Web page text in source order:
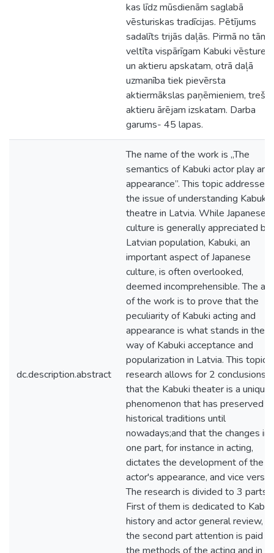
kas līdz mūsdienām saglabā
vēsturiskas tradīcijas. Pētījums
sadalīts trijās daļās. Pirmā no tām
veltīta vispārīgam Kabuki vēstures
un aktieru apskatam, otrā daļā
uzmanība tiek pievērsta
aktiermākslas paņēmieniem, trešā
aktieru ārējam izskatam. Darba
garums- 45 lapas.
dc.description.abstract
The name of the work is „The
semantics of Kabuki actor play and
appearance”. This topic addresses
the issue of understanding Kabuki
theatre in Latvia. While Japanese
culture is generally appreciated by
Latvian population, Kabuki, an
important aspect of Japanese
culture, is often overlooked,
deemed incomprehensible. The
of the work is to prove that the
peculiarity of Kabuki acting and
appearance is what stands in the
way of Kabuki acceptance and
popularization in Latvia. This topic
research allows for 2 conclusions:
that the Kabuki theater is a unique
phenomenon that has preserved
historical traditions until
nowadays;and that the changes in
one part, for instance in acting,
dictates the development of the
actor's appearance, and vice versa.
The research is divided to 3 parts.
First of them is dedicated to
history and actor general review, in
the second part attention is paid to